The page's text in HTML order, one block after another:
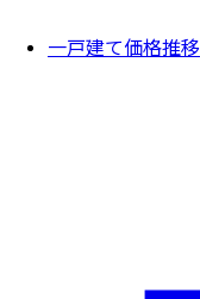
一戸建て価格推移